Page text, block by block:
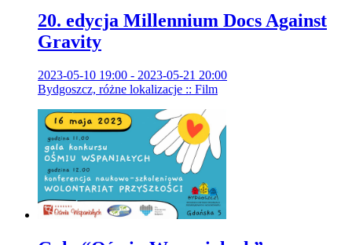
20. edycja Millennium Docs Against
Gravity
2023-05-10 19:00 - 2023-05-21 20:00
Bydgoszcz, różne lokalizacje :: Film